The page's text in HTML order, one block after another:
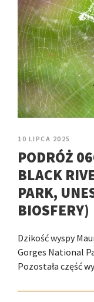
10 LIPCA 2025
PODRÓŻ
BLACK
PARK,
BIOSFERY)
Dzikość wyspy
Gorges National
Pozostała część